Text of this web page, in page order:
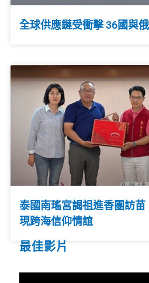
全球供應鏈受衝擊 36國與
泰國南瑤宮謁祖進香團訪
現跨海信仰情誼
最佳影片